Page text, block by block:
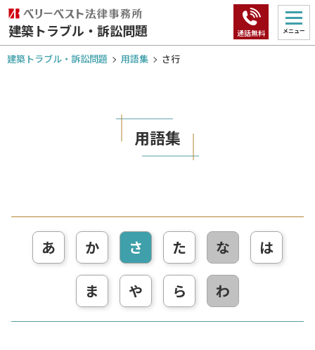
建築トラブル・訴訟問題 通話無料 メニュー
建築トラブル・訴訟問題 用語集 さ行
用語集
あ か さ た な は
ま や ら わ